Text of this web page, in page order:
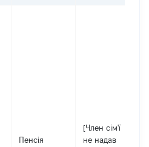
Пенсія
[Член сім'ї
не надав